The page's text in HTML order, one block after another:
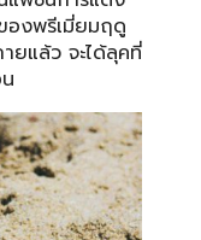
องพรีเมี่ยมฤดู
ยแล้ว จะได้ลุคที่